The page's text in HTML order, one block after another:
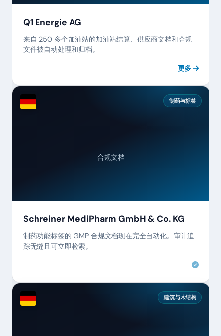
Q1 Energie AG
来自 250 多个加油站的加油站结算、供应商文档和合规
文件被自动处理和归档。
更多
制药与标签
合规文档
Schreiner MediPharm GmbH & Co. KG
制药功能标签的 GMP 合规文档现在完全自动化。审计追
踪无缝且可立即检索。
建筑与木结构